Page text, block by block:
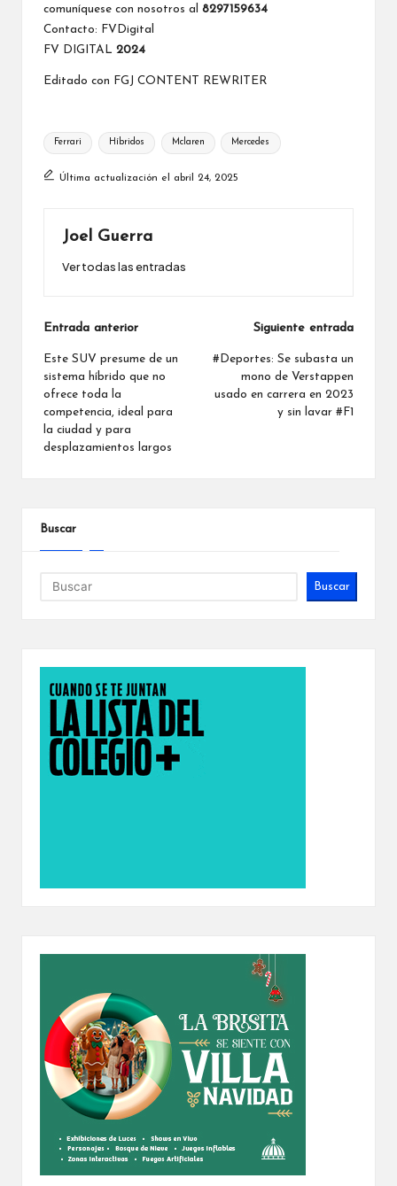
comuníquese con nosotros al 8297159634
Contacto:
FVDigital
FV DIGITAL 2024
Editado con FGJ CONTENT REWRITER
Etiquetas:
Ferrari Híbridos Mclaren Mercedes
Última actualización el abril 24, 2025
Joel Guerra
Ver todas las entradas
Navegación
de
entradas
Entrada anterior
Este SUV presume de un
sistema híbrido que no
ofrece toda la
competencia, ideal para
la ciudad y para
desplazamientos largos
Siguiente entrada
#Deportes: Se subasta un
mono de Verstappen
usado en carrera en 2023
y sin lavar #F1
Buscar
Buscar